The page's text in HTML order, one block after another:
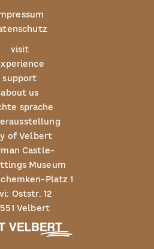
visit
support
about us
sprache
of Velbert
Castle-
Museum
Platz 1
Oststr. 12
Velbert